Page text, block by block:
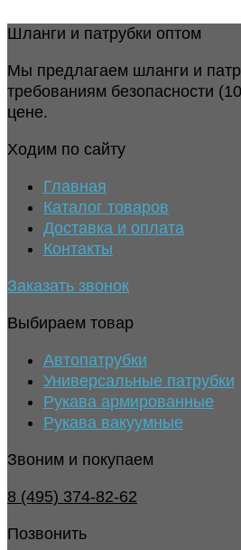
Шланги и патрубки оптом
Мы предлагаем шланги и
требованиям безопасности
цене.
Ходим по сайту
Главная
Каталог товаров
Доставка и оплата
Контакты
Заказать звонок
Выбираем товар
Автопатрубки
Универсальные патрубки
Рукава армированные
Рукава вакуумные
Звоним и покупаем
8 (495) 374-82-62
Позвонить